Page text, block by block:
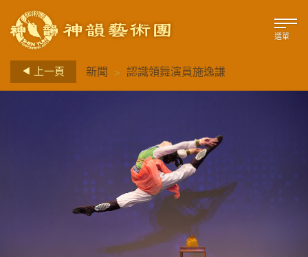
選單
上一頁 新聞 > 認識領舞演員施逸謙